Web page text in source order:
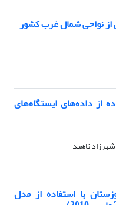
از نواحی شمال غرب کشور
از داده‌های ایستگاه‌های
ناهید
با استفاده از مدل